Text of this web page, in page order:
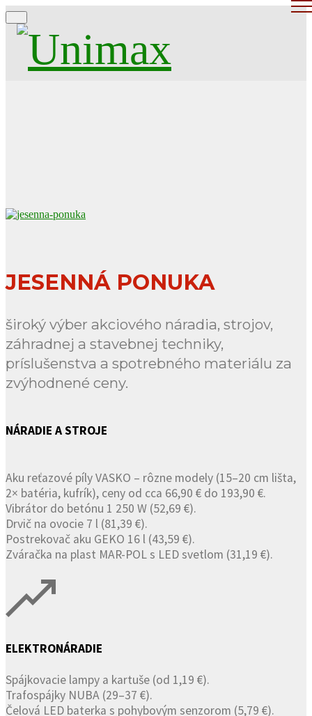
JESENNÁ PONUKA
široký výber akciového náradia, strojov,
záhradnej a stavebnej techniky,
príslušenstva a spotrebného materiálu za
zvýhodnené ceny.
NÁRADIE A STROJE
Aku reťazové píly VASKO – rôzne modely (15–20 cm lišta,
2× batéria, kufrík), ceny od cca 66,90 € do 193,90 €.
Vibrátor do betónu 1 250 W (52,69 €).
Drvič na ovocie 7 l (81,39 €).
Postrekovač aku GEKO 16 l (43,59 €).
Zváračka na plast MAR-POL s LED svetlom (31,19 €).
ELEKTRONÁRADIE
Spájkovacie lampy a kartuše (od 1,19 €).
Trafospájky NUBA (29–37 €).
Čelová LED baterka s pohybovým senzorom (5,79 €).